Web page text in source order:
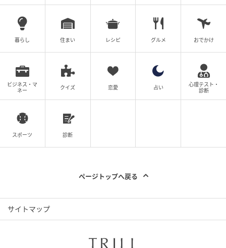
暮らし 住まい レシピ グルメ おでかけ
ビジネス・マ
ネー
クイズ 恋愛 占い
心理テスト・
診断
スポーツ 診断
ページトップへ戻る
サイトマップ